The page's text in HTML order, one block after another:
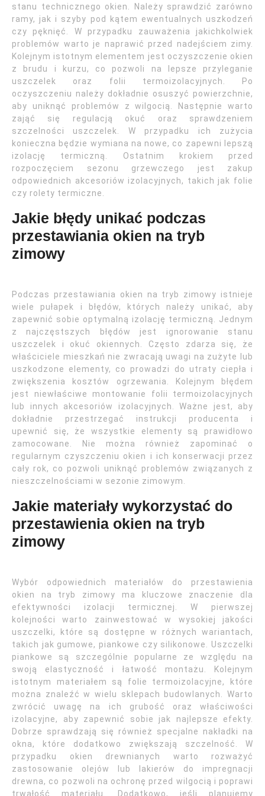
stanu technicznego okien. Należy sprawdzić zarówno
ramy, jak i szyby pod kątem ewentualnych uszkodzeń
czy pęknięć. W przypadku zauważenia jakichkolwiek
problemów warto je naprawić przed nadejściem zimy.
Kolejnym istotnym elementem jest oczyszczenie okien
z brudu i kurzu, co pozwoli na lepsze przyleganie
uszczelek oraz folii termoizolacyjnych. Po
oczyszczeniu należy dokładnie osuszyć powierzchnie,
aby uniknąć problemów z wilgocią. Następnie warto
zająć się regulacją okuć oraz sprawdzeniem
szczelności uszczelek. W przypadku ich zużycia
konieczna będzie wymiana na nowe, co zapewni lepszą
izolację termiczną. Ostatnim krokiem przed
rozpoczęciem sezonu grzewczego jest zakup
odpowiednich akcesoriów izolacyjnych, takich jak folie
czy rolety termiczne.
Jakie błędy unikać podczas
przestawiania okien na tryb
zimowy
Podczas przestawiania okien na tryb zimowy istnieje
wiele pułapek i błędów, których należy unikać, aby
zapewnić sobie optymalną izolację termiczną. Jednym
z najczęstszych błędów jest ignorowanie stanu
uszczelek i okuć okiennych. Często zdarza się, że
właściciele mieszkań nie zwracają uwagi na zużyte lub
uszkodzone elementy, co prowadzi do utraty ciepła i
zwiększenia kosztów ogrzewania. Kolejnym błędem
jest niewłaściwe montowanie folii termoizolacyjnych
lub innych akcesoriów izolacyjnych. Ważne jest, aby
dokładnie przestrzegać instrukcji producenta i
upewnić się, że wszystkie elementy są prawidłowo
zamocowane. Nie można również zapominać o
regularnym czyszczeniu okien i ich konserwacji przez
cały rok, co pozwoli uniknąć problemów związanych z
nieszczelnościami w sezonie zimowym.
Jakie materiały wykorzystać do
przestawienia okien na tryb
zimowy
Wybór odpowiednich materiałów do przestawienia
okien na tryb zimowy ma kluczowe znaczenie dla
efektywności izolacji termicznej. W pierwszej
kolejności warto zainwestować w wysokiej jakości
uszczelki, które są dostępne w różnych wariantach,
takich jak gumowe, piankowe czy silikonowe. Uszczelki
piankowe są szczególnie popularne ze względu na
swoją elastyczność i łatwość montażu. Kolejnym
istotnym materiałem są folie termoizolacyjne, które
można znaleźć w wielu sklepach budowlanych. Warto
zwrócić uwagę na ich grubość oraz właściwości
izolacyjne, aby zapewnić sobie jak najlepsze efekty.
Dobrze sprawdzają się również specjalne nakładki na
okna, które dodatkowo zwiększają szczelność. W
przypadku okien drewnianych warto rozważyć
zastosowanie olejów lub lakierów do impregnacji
drewna, co pozwoli na ochronę przed wilgocią i poprawi
trwałość materiału. Dodatkowo, jeśli planujemy